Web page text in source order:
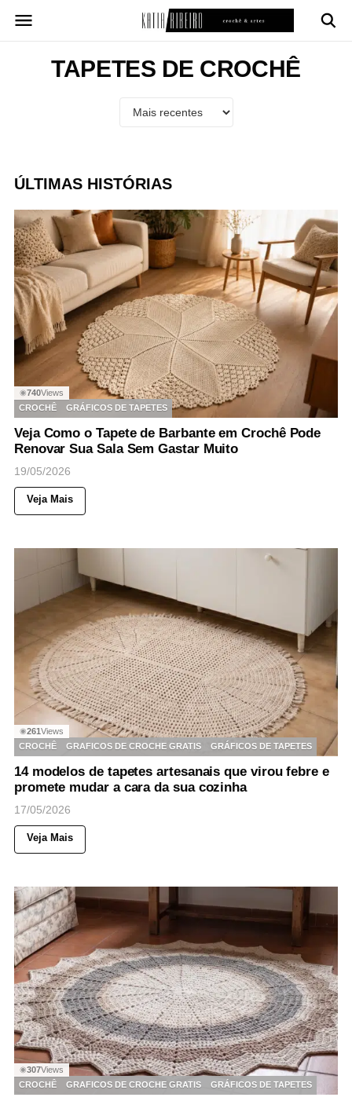
para
TAPETES DE CROCHÊ
ÚLTIMAS HISTÓRIAS
◉740Views
CROCHÊ
GRÁFICOS DE TAPETES
Veja Como o Tapete de Barbante em Crochê Pode
Renovar Sua Sala Sem Gastar Muito
19/05/2026
Veja Mais
◉261Views
CROCHÊ
GRAFICOS DE CROCHE GRATIS GRÁFICOS DE TAPETES
14 modelos de tapetes artesanais que virou febre e
promete mudar a cara da sua cozinha
17/05/2026
Veja Mais
◉307Views
CROCHÊ
GRAFICOS DE CROCHE GRATIS GRÁFICOS DE TAPETES